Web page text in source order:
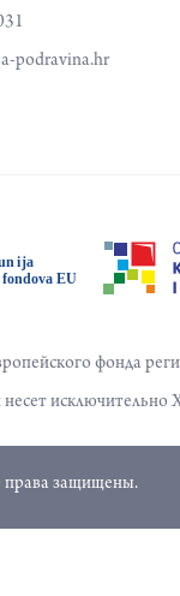
podravina.hr
фонда
права защищены.